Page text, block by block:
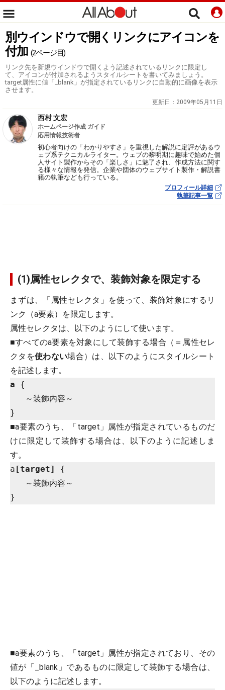
別ウインドウで開くリンクにアイコンを
付加 (2ページ目)
リンク先を新規ウインドウで開くよう記述されているリンクに限定し
て、アイコンが付加されるようスタイルシートを書いてみましょう。
target属性に値「_blank」が指定されているリンクに自動的に画像を表示
させます。
更新日： 2009年05月11日
西村 文宏
ホームページ作成 ガイド
応用情報技術者
初心者向けの「わかりやすさ」を重視した解説に定評があるウ
ェブ系テクニカルライター。ウェブの黎明期に趣味で始めた個
人サイト製作からその「楽しさ」に魅了され、作成方法に関す
る様々な情報を発信。企業や団体のウェブサイト製作・解説書
籍の執筆なども行っている。
プロフィール詳細
執筆記事一覧
(1)属性セレクタで、装飾対象を限定する
まずは、「属性セレクタ」を使って、装飾対象にするリ
ンク（a要素）を限定します。
属性セレクタは、以下のようにして使います。
■すべてのa要素を対象にして装飾する場合（＝属性セレ
クタを使わない場合）は、以下のようにスタイルシート
を記述します。
a {
   ～装飾内容～
■a要素のうち、「target」属性が指定されているものだ
けに限定して装飾する場合は、以下のように記述しま
す。
a [target]
{
   ～装飾内容～
■a要素のうち、「target」属性が指定されており、その
値が「_blank」であるものに限定して装飾する場合は、
以下のように記述します。